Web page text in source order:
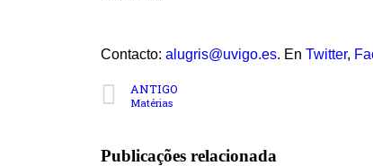
Contacto: alugris@uvigo.es. En Twitter,
ANTIGO
Matérias
Publicações relacionada